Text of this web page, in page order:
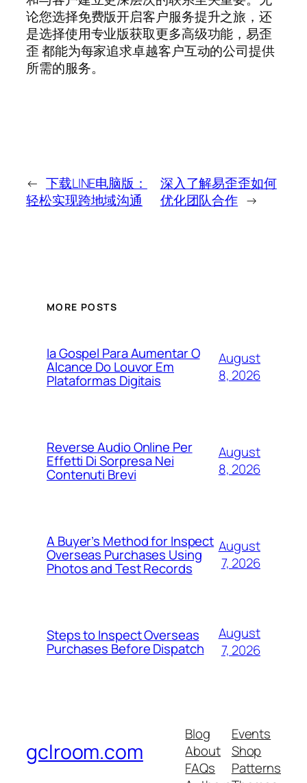
论您选择免费版开启客户服务提升之旅，还
是选择使用专业版获取更多高级功能，易歪
歪 都能为每家追求卓越客户互动的公司提供
所需的服务。
← 下载LINE电脑版：
轻松实现跨地域沟通
深入了解易歪歪如何
优化团队合作 →
MORE POSTS
Ia Gospel Para Aumentar O
Alcance Do Louvor Em
Plataformas Digitais
August
8, 2026
Reverse Audio Online Per
Effetti Di Sorpresa Nei
Contenuti Brevi
August
8, 2026
A Buyer’s Method for Inspect
Overseas Purchases Using
Photos and Test Records
August
7, 2026
Steps to Inspect Overseas
Purchases Before Dispatch
August
7, 2026
gclroom.com
Blog
About
FAQs
Events
Shop
Patterns